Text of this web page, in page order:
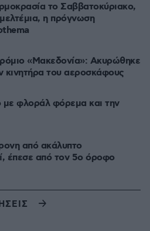
το Σαββατοκύριακο,
η πρόγνωση
«Μακεδονία»: Ακυρώθηκε
κινητήρα του αεροσκάφους
φλοράλ φόρεμα και την
από ακάλυπτο
έπεσε από τον 5ο όροφο